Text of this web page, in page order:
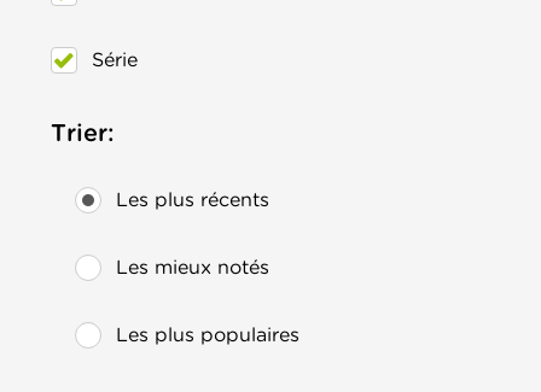
Série
Trier:
Les plus récents
Les mieux notés
Les plus populaires